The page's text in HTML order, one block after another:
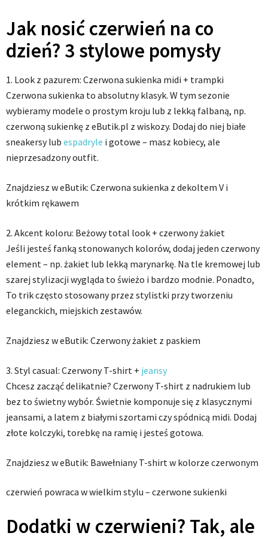
Jak nosić czerwień na co
dzień? 3 stylowe pomysły
1. Look z pazurem: Czerwona sukienka midi + trampki
Czerwona sukienka to absolutny klasyk. W tym sezonie
wybieramy modele o prostym kroju lub z lekką falbaną, np.
czerwoną sukienkę z eButik.pl z wiskozy. Dodaj do niej białe
sneakersy lub espadryle i gotowe – masz kobiecy, ale
nieprzesadzony outfit.
Znajdziesz w eButik: Czerwona sukienka z dekoltem V i
krótkim rękawem
2. Akcent koloru: Beżowy total look + czerwony żakiet
Jeśli jesteś fanką stonowanych kolorów, dodaj jeden czerwony
element – np. żakiet lub lekką marynarkę. Na tle kremowej lub
szarej stylizacji wygląda to świeżo i bardzo modnie. Ponadto,
To trik często stosowany przez stylistki przy tworzeniu
eleganckich, miejskich zestawów.
Znajdziesz w eButik: Czerwony żakiet z paskiem
3. Styl casual: Czerwony T-shirt + jeansy
Chcesz zacząć delikatnie? Czerwony T-shirt z nadrukiem lub
bez to świetny wybór. Świetnie komponuje się z klasycznymi
jeansami, a latem z białymi szortami czy spódnicą midi. Dodaj
złote kolczyki, torebkę na ramię i jesteś gotowa.
Znajdziesz w eButik: Bawełniany T-shirt w kolorze czerwonym
czerwień powraca w wielkim stylu – czerwone sukienki
Dodatki w czerwieni? Tak, ale